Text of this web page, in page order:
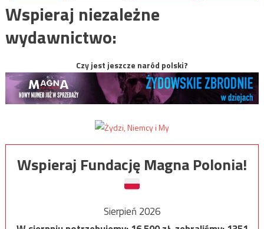
Wspieraj niezależne
wydawnictwo:
Czy jest jeszcze naród polski?
Wspieraj Fundację Magna Polonia!
Sierpień 2026